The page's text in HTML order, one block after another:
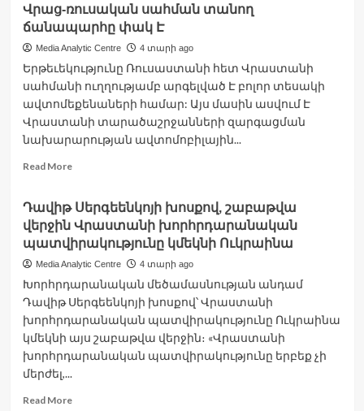
Ուկրաինայում
հակամարտությունը
շուտով
է
երկրորդ,
ավելի
արյունալի
փուլ.
ի
տեղակալ
Վրաց-ռուսական սահման տանող
ճանապարհը փակ Է
Media Analytic Centre 4 տարի ago
Երթեւեկությունը Ռուսաստանի հետ Վրաստանի
սահմանի ուղղությամբ արգելված Է բոլոր տեսակի
ավտոմեքենաների համար: Այս մասին ասվում Է
Վրաստանի տարածաշրջանների զարգացման
նախարարության ավտոմոբիլային...
Read MoreRead
Վրաց-
ռուսական
սահման
ճանապարհը
փակ
Է
Դավիթ Սերգեենկոյի խոսքով, շաբաթվա
վերջին Վրաստանի խորհրդարանական
պատվիրակությունը կմեկնի Ուկրաինա
Media Analytic Centre 4 տարի ago
Խորհրդարանական մեծամասնության անդամ
Դավիթ Սերգեենկոյի խոսքով՝ Վրաստանի
խորհրդարանական պատվիրակությունը Ուկրաինա
կմեկնի այս շաբաթվա վերջին։ «Վրաստանի
խորհրդարանական պատվիրակությունը երբեք չի
մերժել,...
Read MoreRead